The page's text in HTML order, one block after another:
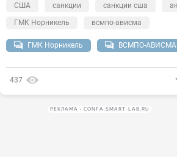
США санкции санкции сша
ГМК Норникель
всмпо-ависма
ГМК Норникель ВСМПО-АВИСМА
437
РЕКЛАМА • CONFA.SMART-LAB.RU